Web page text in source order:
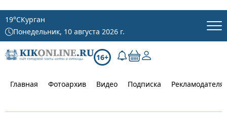
19°CКурган
Понедельник, 10 августа 2026 г.
16+
Главная Фотоархив Видео Подписка